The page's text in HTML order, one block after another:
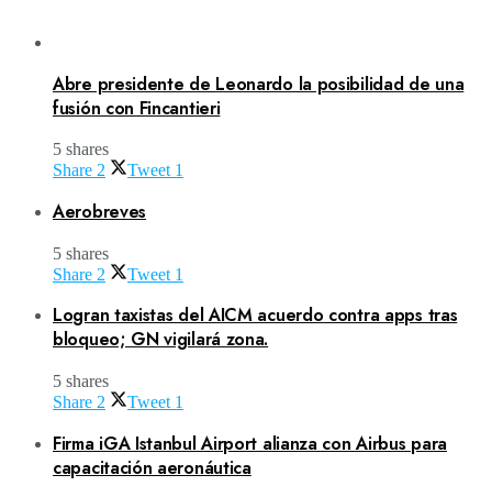
Abre presidente de Leonardo la posibilidad de una
fusión con Fincantieri
5 shares
Share 2 Tweet 1
Aerobreves
5 shares
Share 2 Tweet 1
Logran taxistas del AICM acuerdo contra apps tras
bloqueo; GN vigilará zona.
5 shares
Share 2 Tweet 1
Firma iGA Istanbul Airport alianza con Airbus para
capacitación aeronáutica